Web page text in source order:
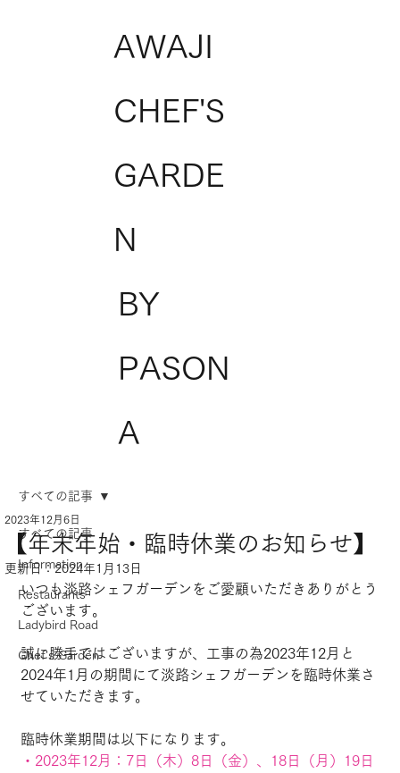
AWAJI
CHEF'S
GARDE
N
BY
PASON
A
すべての記事
Information
Restaurants
Ladybird Road
Chef's Garden
すべての記事
【年末年始・臨時休業のお知らせ】
2023年12月6日
更新日：2024年1月13日
いつも淡路シェフガーデンをご愛顧いただきありがとう
ございます。
誠に勝手ではございますが、工事の為2023年12月と
2024年1月の期間にて淡路シェフガーデンを臨時休業さ
せていただきます。
臨時休業期間は以下になります。
・2023年12月：7日（木）8日（金）、18日（月）19日